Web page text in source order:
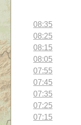
08:35
08:25
08:15
08:05
07:55
07:45
07:35
07:25
07:15